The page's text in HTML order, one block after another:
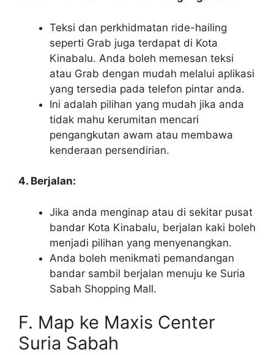
Teksi dan perkhidmatan ride-hailing
seperti Grab juga terdapat di Kota
Kinabalu. Anda boleh memesan teksi
atau Grab dengan mudah melalui aplikasi
yang tersedia pada telefon pintar anda.
Ini adalah pilihan yang mudah jika anda
tidak mahu kerumitan mencari
pengangkutan awam atau membawa
kenderaan persendirian.
4. Berjalan:
Jika anda menginap atau di sekitar pusat
bandar Kota Kinabalu, berjalan kaki boleh
menjadi pilihan yang menyenangkan.
Anda boleh menikmati pemandangan
bandar sambil berjalan menuju ke Suria
Sabah Shopping Mall.
F. Map ke Maxis Center
Suria Sabah